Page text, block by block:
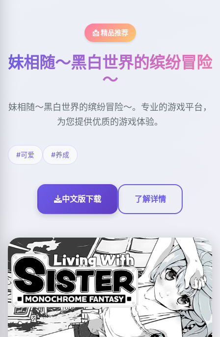
📩 精品推荐
妹相随～黑白世界的缤纷冒险
～
妹相随～黑白世界的缤纷冒险～。专业的游戏平台，
为您提供优质的游戏体验。
#可爱 #养成
中文版下载 了解详情